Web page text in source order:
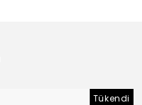
Tükendi